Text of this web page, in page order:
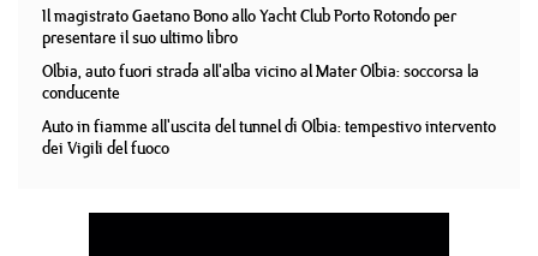
Il magistrato Gaetano Bono allo Yacht Club Porto Rotondo per
presentare il suo ultimo libro
Olbia, auto fuori strada all'alba vicino al Mater Olbia: soccorsa la
conducente
Auto in fiamme all'uscita del tunnel di Olbia: tempestivo intervento
dei Vigili del fuoco